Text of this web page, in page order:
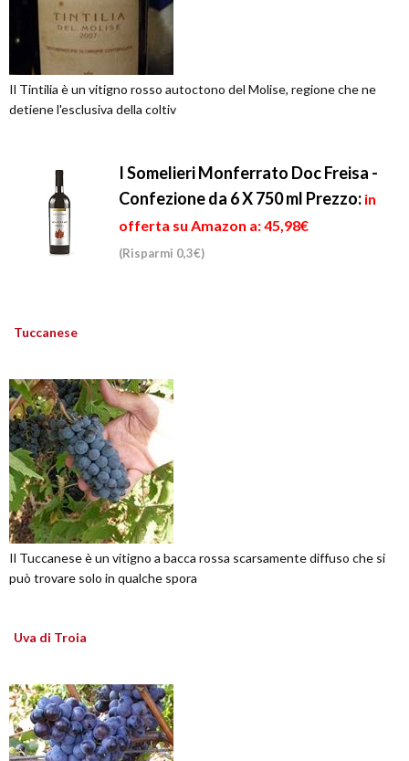
Il Tintilia è un vitigno rosso autoctono del Molise, regione che ne
detiene l'esclusiva della coltiv
I Somelieri Monferrato Doc Freisa -
Confezione da 6 X 750 ml Prezzo: in
offerta su Amazon a: 45,98€
(Risparmi 0,3€)
Tuccanese
Il Tuccanese è un vitigno a bacca rossa scarsamente diffuso che si
può trovare solo in qualche spora
Uva di Troia